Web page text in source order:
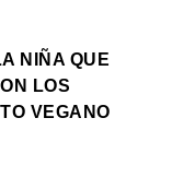
NIÑA QUE
LOS
VEGANO